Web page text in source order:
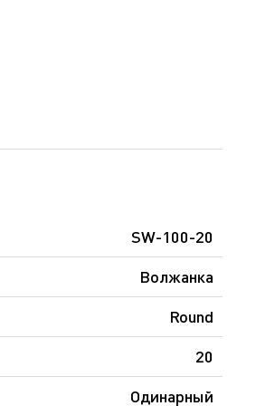
SW-100-20
Волжанка
Round
20
Одинарный